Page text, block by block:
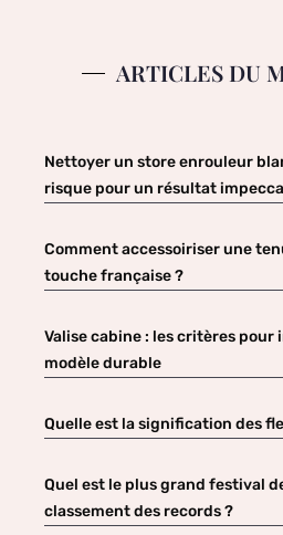
ARTICLES DU
Nettoyer un store enrouleur
risque pour un résultat
Comment accessoiriser une
touche française ?
Valise cabine : les critères pour
modèle durable
Quelle est la signification des
Quel est le plus grand festival
classement des records ?